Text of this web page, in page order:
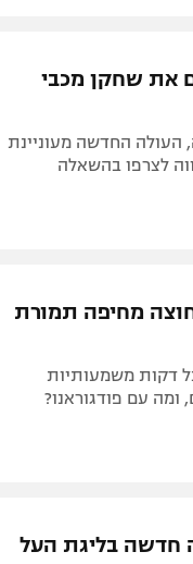
את שחקן מכבי
החדשה מעוניינת
לצרפו בהשאלה
מחיפה תמורת
דקות משמעותיות
עם פודגוראנו?
חדשה בליגת העל